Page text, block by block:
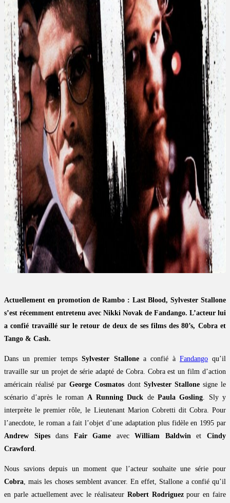
Actuellement en promotion de Rambo : Last Blood, Sylvester Stallone
s’est récemment entretenu avec Nikki Novak de Fandango. L’acteur lui
a confié travaillé sur le retour de deux de ses films des 80’s, Cobra et
Tango & Cash.
Dans un premier tempsSylvester Stallonea confié à Fandangoqu’il
travaille sur un projet de série adapté de Cobra. Cobra est un film d’action
américain réalisé parGeorge Cosmatos dont Sylvester Stallonesigne le
scénario d’après le romanA Running Duck de Paula Gosling. Sly y
interprète le premier rôle, le Lieutenant Marion Cobretti dit Cobra. Pour
l’anecdote, le roman a fait l’objet d’une adaptation plus fidèle en 1995 par
Andrew Sipesdans Fair Game avecWilliam BaldwinetCindy
Crawford.
Nous savions depuis un moment que l’acteur souhaite une série pour
Cobra, mais les choses semblent avancer. En effet, Stallone a confié qu’il
en parle actuellement avec le réalisateur Robert Rodriguezpour en faire